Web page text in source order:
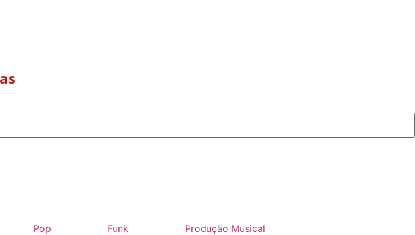
Pop Funk Produção Musical